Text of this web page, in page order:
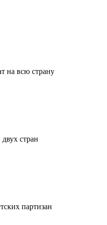
на всю страну
стран
партизан